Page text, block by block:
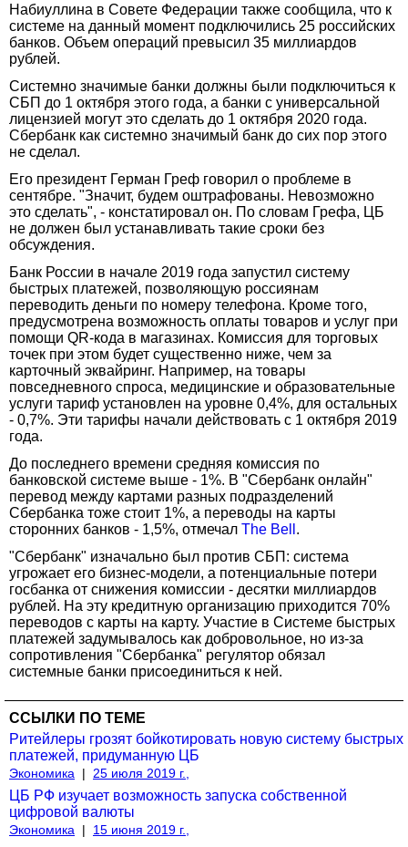
Набиуллина в Совете Федерации также сообщила, что к
системе на данный момент подключились 25 российских
банков. Объем операций превысил 35 миллиардов
рублей.
Системно значимые банки должны были подключиться к
СБП до 1 октября этого года, а банки с универсальной
лицензией могут это сделать до 1 октября 2020 года.
Сбербанк как системно значимый банк до сих пор этого
не сделал.
Его президент Герман Греф говорил о проблеме в
сентябре. "Значит, будем оштрафованы. Невозможно
это сделать", - констатировал он. По словам Грефа, ЦБ
не должен был устанавливать такие сроки без
обсуждения.
Банк России в начале 2019 года запустил систему
быстрых платежей, позволяющую россиянам
переводить деньги по номеру телефона. Кроме того,
предусмотрена возможность оплаты товаров и услуг при
помощи QR-кода в магазинах. Комиссия для торговых
точек при этом будет существенно ниже, чем за
карточный эквайринг. Например, на товары
повседневного спроса, медицинские и образовательные
услуги тариф установлен на уровне 0,4%, для остальных
- 0,7%. Эти тарифы начали действовать с 1 октября 2019
года.
До последнего времени средняя комиссия по
банковской системе выше - 1%. В "Сбербанк онлайн"
перевод между картами разных подразделений
Сбербанка тоже стоит 1%, а переводы на карты
сторонних банков - 1,5%, отмечал The Bell .
"Сбербанк" изначально был против СБП: система
угрожает его бизнес-модели, а потенциальные потери
госбанка от снижения комиссии - десятки миллиардов
рублей. На эту кредитную организацию приходится 70%
переводов с карты на карту. Участие в Системе быстрых
платежей задумывалось как добровольное, но из-за
сопротивления "Сбербанка" регулятор обязал
системные банки присоединиться к ней.
ССЫЛКИ ПО ТЕМЕ
Ритейлеры грозят бойкотировать новую систему быстрых
платежей, придуманную ЦБ
Экономика | 25 июля 2019 г.,
ЦБ РФ изучает возможность запуска собственной
цифровой валюты
Экономика |
15 июня 2019 г.,